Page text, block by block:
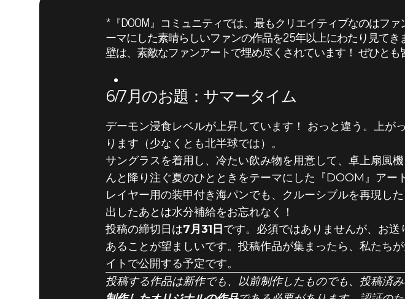
DOOM® Eternal 2020年6月16日
『DOOM』のフ
ましょう。6/7
タイム」です！
*『DOOM』コミュニティでは、最もクリエイティブなのはフ
ーマにした素晴らしいファンの作品を25年以上にわたり見てき
壁は、素敵なファンアートで埋め尽くされています！ ぜひとも
6/7月のお題：サマータイム
デーモン浸食レベルが上昇しています！ おっと違う。上
ります（少なくとも北半球では）。
サングラスを着用し、冷たい飲み物を用意して、卓上扇風
んと降り注ぐ夏のひとときをテーマにした『DOOM』ア
レイヤー用の装甲付き海パンでも、クルーシブルを再現し
出したあとは水分補給をお忘れなく！
投稿の締切日は7月31日です。必須ではありませんが、お
あることが望ましいです。投稿作品が集まったら、私たち
イトで公開する予定です。
投稿する作品は新作でも、以前制作したものでも、投稿済